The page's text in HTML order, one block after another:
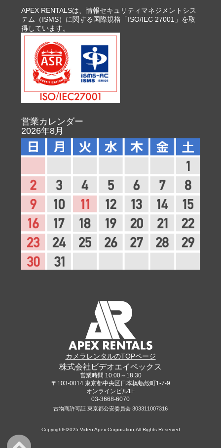
APEX RENTALSは、情報セキュリティマネジメントシス
テム（ISMS）に関する国際規格「ISO/IEC 27001」を取
得しています。
カメラレンタルのTOPページ
株式会社ビデオエイペックス
営業時間 10:00～18:30
〒103-0014 東京都中央区日本橋蛎殻町1-7-9
オンラインビル1F
03-3668-6070
古物商許可証 東京都公安委員会 303311007316
営業カレンダー
2026年8月
Copyright©2025 Video Apex Corporation,All Rights Reserved